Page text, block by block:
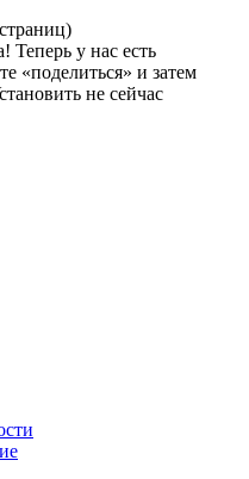
Теперь у нас есть
«поделиться» и затем
не сейчас